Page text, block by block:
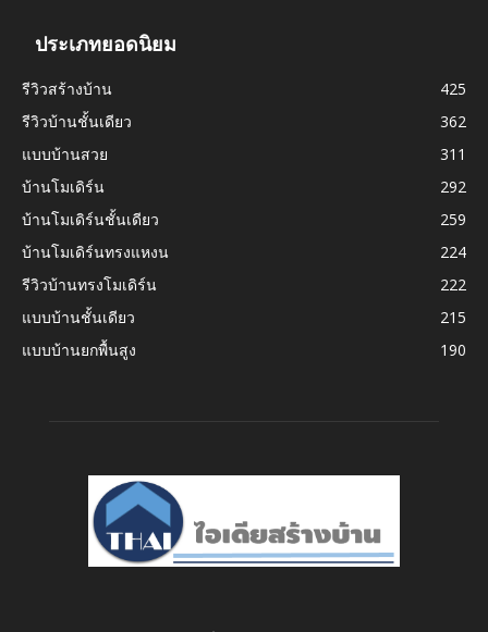
ประเภทยอดนิยม
รีวิวสร้างบ้าน
425
รีวิวบ้านชั้นเดียว
362
แบบบ้านสวย
311
บ้านโมเดิร์น
292
บ้านโมเดิร์นชั้นเดียว
259
บ้านโมเดิร์นทรงแหงน
224
รีวิวบ้านทรงโมเดิร์น
222
แบบบ้านชั้นเดียว
215
แบบบ้านยกพื้นสูง
190